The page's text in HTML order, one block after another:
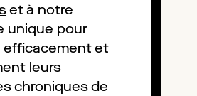
et à notre
unique pour
efficacement et
leurs
chroniques de